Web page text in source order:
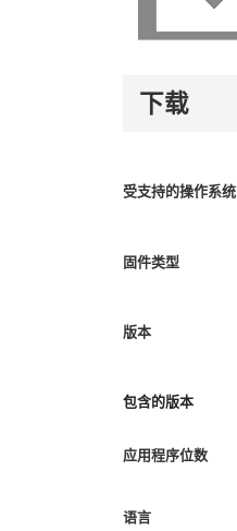
下载
受支持的操作系统
固件类型
版本
包含的版本
应用程序位数
语言